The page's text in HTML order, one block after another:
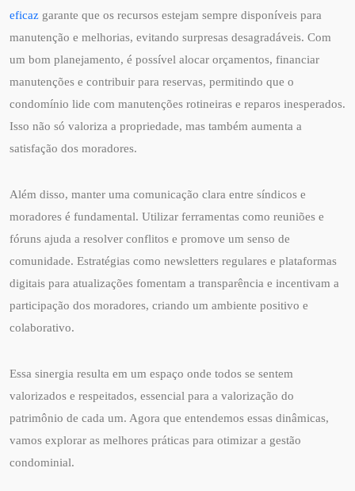
eficaz garante que os recursos estejam sempre disponíveis para
manutenção e melhorias, evitando surpresas desagradáveis. Com
um bom planejamento, é possível alocar orçamentos, financiar
manutenções e contribuir para reservas, permitindo que o
condomínio lide com manutenções rotineiras e reparos inesperados.
Isso não só valoriza a propriedade, mas também aumenta a
satisfação dos moradores.
Além disso, manter uma comunicação clara entre síndicos e
moradores é fundamental. Utilizar ferramentas como reuniões e
fóruns ajuda a resolver conflitos e promove um senso de
comunidade. Estratégias como newsletters regulares e plataformas
digitais para atualizações fomentam a transparência e incentivam a
participação dos moradores, criando um ambiente positivo e
colaborativo.
Essa sinergia resulta em um espaço onde todos se sentem
valorizados e respeitados, essencial para a valorização do
patrimônio de cada um. Agora que entendemos essas dinâmicas,
vamos explorar as melhores práticas para otimizar a gestão
condominial.